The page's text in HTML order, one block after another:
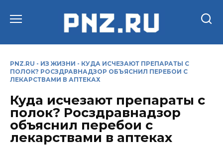
PNZ.RU - ИЗ ЖИЗНИ - КУДА ИСЧЕЗАЮТ ПРЕПАРАТЫ С
ПОЛОК? РОСЗДРАВНАДЗОР ОБЪЯСНИЛ ПЕРЕБОИ С
ЛЕКАРСТВАМИ В АПТЕКАХ
Куда исчезают препараты с
полок? Росздравнадзор
объяснил перебои с
лекарствами в аптеках